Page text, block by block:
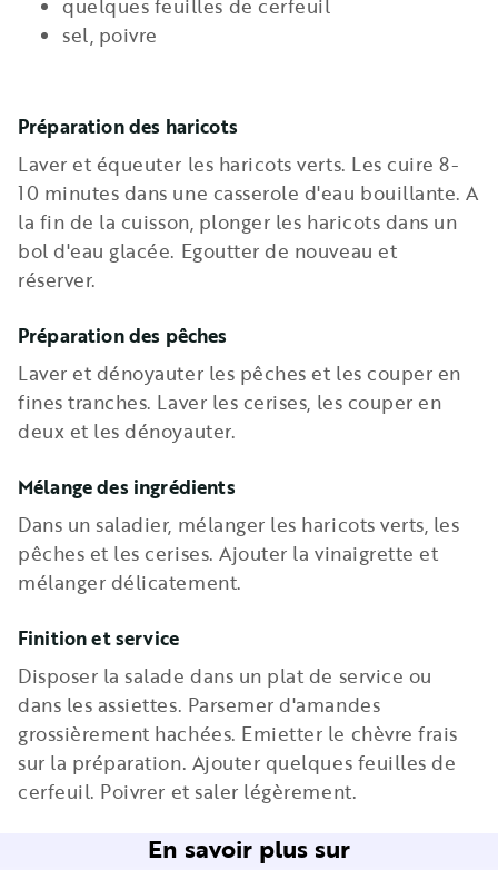
quelques feuilles de cerfeuil
sel, poivre
Préparation des haricots
Laver et équeuter les haricots verts. Les cuire 8-
10 minutes dans une casserole d'eau bouillante. A
la fin de la cuisson, plonger les haricots dans un
bol d'eau glacée. Egoutter de nouveau et
réserver.
Préparation des pêches
Laver et dénoyauter les pêches et les couper en
fines tranches. Laver les cerises, les couper en
deux et les dénoyauter.
Mélange des ingrédients
Dans un saladier, mélanger les haricots verts, les
pêches et les cerises. Ajouter la vinaigrette et
mélanger délicatement.
Finition et service
Disposer la salade dans un plat de service ou
dans les assiettes. Parsemer d'amandes
grossièrement hachées. Emietter le chèvre frais
sur la préparation. Ajouter quelques feuilles de
cerfeuil. Poivrer et saler légèrement.
En savoir plus sur